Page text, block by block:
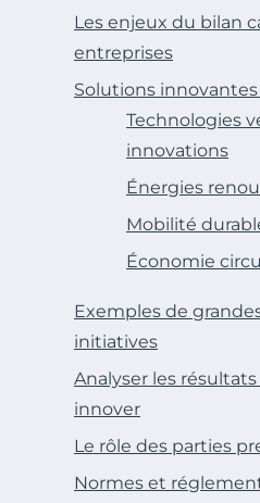
Les enjeux du bilan
entreprises
Solutions
Technologies
innovations
Énergies
Mobilité
Économie
Exemples de
initiatives
Analyser les
innover
Le rôle des parties
Normes et